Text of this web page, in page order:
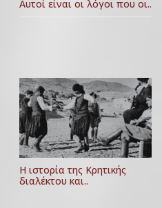
Αυτοί είναι οι λόγοι που οι..
Η ιστορία της Κρητικής
διαλέκτου και..